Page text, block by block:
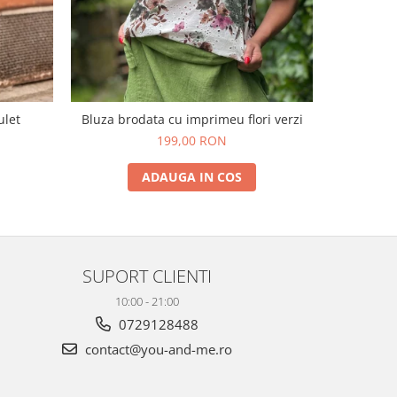
Bluza brodata cu imprimeu flori verzi
199,00 RON
ADAUGA IN COS
SUPORT CLIENTI
10:00 - 21:00
0729128488
contact@you-and-me.ro